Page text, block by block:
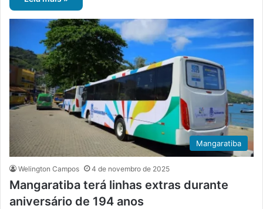
Mangaratiba
Welington Campos 4 de novembro de 2025
Mangaratiba terá linhas extras durante
aniversário de 194 anos